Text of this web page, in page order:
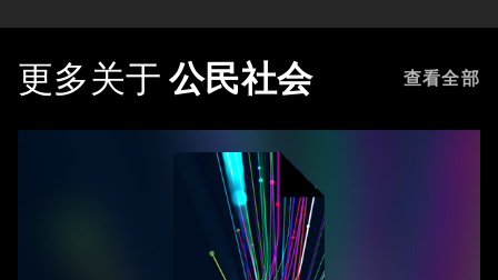
更多关于 公民社会 查看全部